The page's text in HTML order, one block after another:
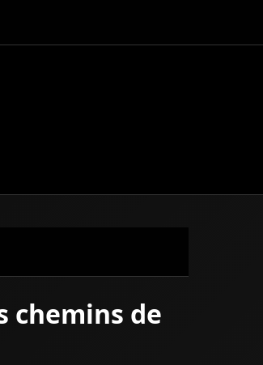
chemins de